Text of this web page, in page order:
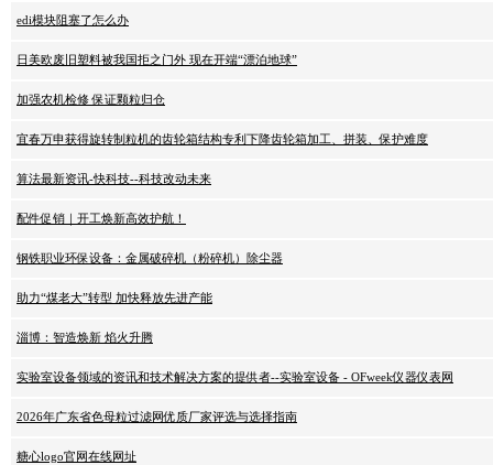
edi模块阻塞了怎么办
日美欧废旧塑料被我国拒之门外 现在开端“漂泊地球”
加强农机检修 保证颗粒归仓
宜春万申获得旋转制粒机的齿轮箱结构专利下降齿轮箱加工、拼装、保护难度
算法最新资讯-快科技--科技改动未来
配件促销｜开工焕新高效护航！
钢铁职业环保设备：金属破碎机（粉碎机）除尘器
助力“煤老大”转型 加快释放先进产能
淄博：智造焕新 焰火升腾
实验室设备领域的资讯和技术解决方案的提供者--实验室设备 - OFweek仪器仪表网
2026年广东省色母粒过滤网优质厂家评选与选择指南
糖心logo官网在线网址